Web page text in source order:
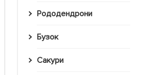
Рододендрони
Бузок
Сакури